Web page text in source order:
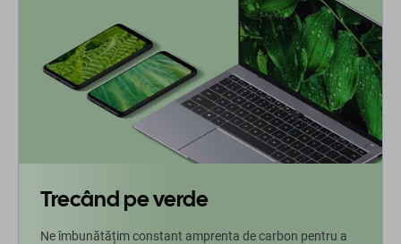
Trecând pe verde
Ne îmbunătățim constant amprenta de carbon pentru a